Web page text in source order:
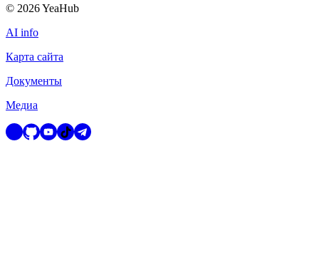
© 2026YeaHub
AI info
Карта сайта
Документы
Медиа